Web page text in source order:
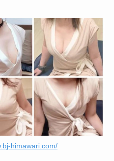
himawari.com/